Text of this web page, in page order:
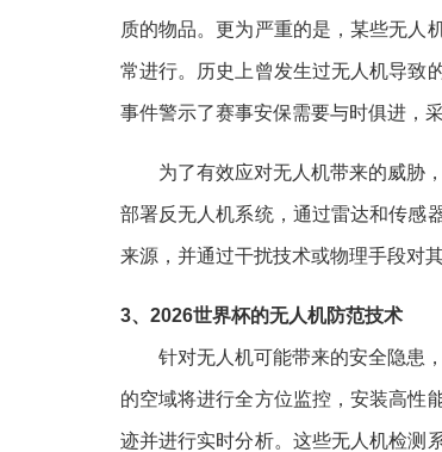
质的物品。更为严重的是，某些无人
常进行。历史上曾发生过无人机导致
事件警示了赛事安保需要与时俱进，
为了有效应对无人机带来的威胁
部署反无人机系统，通过雷达和传感
来源，并通过干扰技术或物理手段对
3、2026世界杯的无人机防范技术
针对无人机可能带来的安全隐患
的空域将进行全方位监控，安装高性
迹并进行实时分析。这些无人机检测